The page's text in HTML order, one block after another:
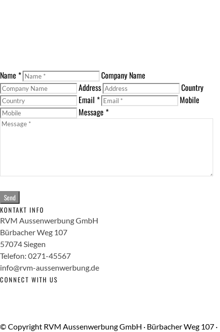
Name *
Company Name
Address
Country
Email *
Mobile
Message *
KONTAKT INFO
RVM Aussenwerbung GmbH
Bürbacher Weg 107
57074 Siegen
Telefon: 0271-45567
info@rvm-aussenwerbung.de
CONNECT WITH US
© Copyright RVM Aussenwerbung GmbH · Bürbacher Weg 107 ·